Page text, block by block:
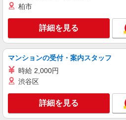
柏市
詳細を見る
マンションの受付・案内スタッフ
時給 2,000円
渋谷区
詳細を見る